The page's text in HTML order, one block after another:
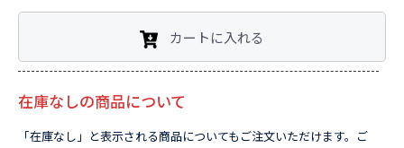
カートに入れる
在庫なしの商品について
「在庫なし」と表示される商品についてもご注文いただけます。ご